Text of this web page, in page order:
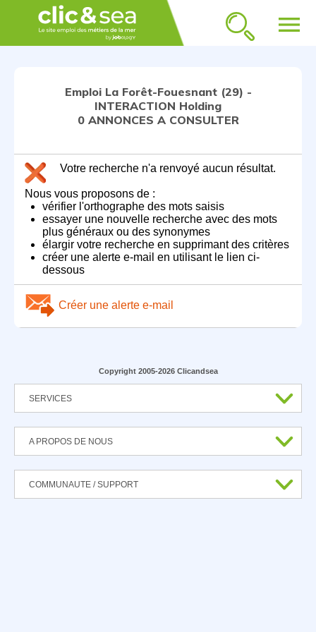
menu
Emploi La Forêt-Fouesnant (29) -
INTERACTION Holding
0 ANNONCES A CONSULTER
Votre recherche n'a renvoyé aucun résultat.
Nous vous proposons de :
vérifier l'orthographe des mots saisis
essayer une nouvelle recherche avec des mots
plus généraux ou des synonymes
élargir votre recherche en supprimant des critères
créer une alerte e-mail en utilisant le lien ci-
dessous
Créer une alerte e-mail
Copyright 2005-2026 Clicandsea
SERVICES
A PROPOS DE NOUS
COMMUNAUTE / SUPPORT